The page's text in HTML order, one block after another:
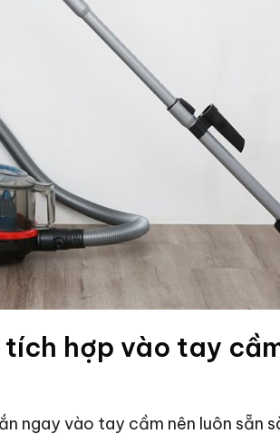
hợp vào tay
ngay vào tay cầm nên luôn sẵn